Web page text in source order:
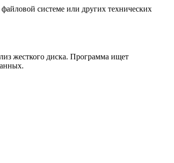
системе или других технических
жесткого диска. Программа ищет